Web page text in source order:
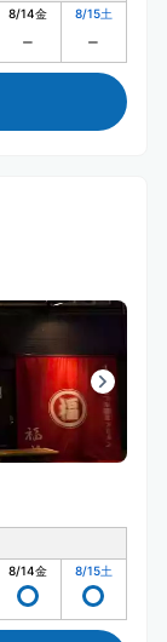
8/14金 8/15土
8/14金 8/15土